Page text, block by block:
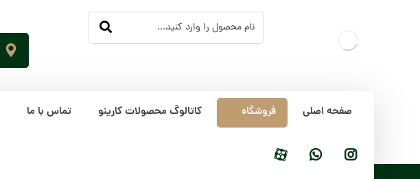
صفحه اصلی فروشگاه کاتالوگ محصولات کارینو تماس با ما